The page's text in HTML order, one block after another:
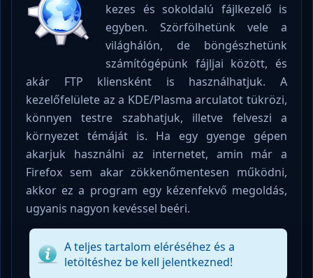
kezes és sokoldalú fájlkezelő is
egyben. Szörfölhetünk vele a
világhálón, de böngészhetünk
számítógépünk fájljai között, és
akár FTP kliensként is használhatjuk. A
kezelőfelülete az a KDE/Plasma arculatot tükrözi,
könnyen testre szabhatjuk, illetve felveszi a
környezet témáját is. Ha egy gyenge gépen
akarjuk használni az internetet, amin már a
Firefox sem akar zökkenőmentesen működni,
akkor ez a program egy kézenfekvő megoldás,
ugyanis nagyon kevéssel beéri.
A teljes tartalom eléréséhez és a
letöltéshez be kell jelentkezned!